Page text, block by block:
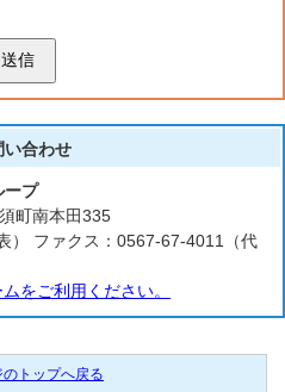
送信
い合わせ
プ
町南本田335
） ファクス：0567-67-4011（代
をご利用ください。
トップへ戻る